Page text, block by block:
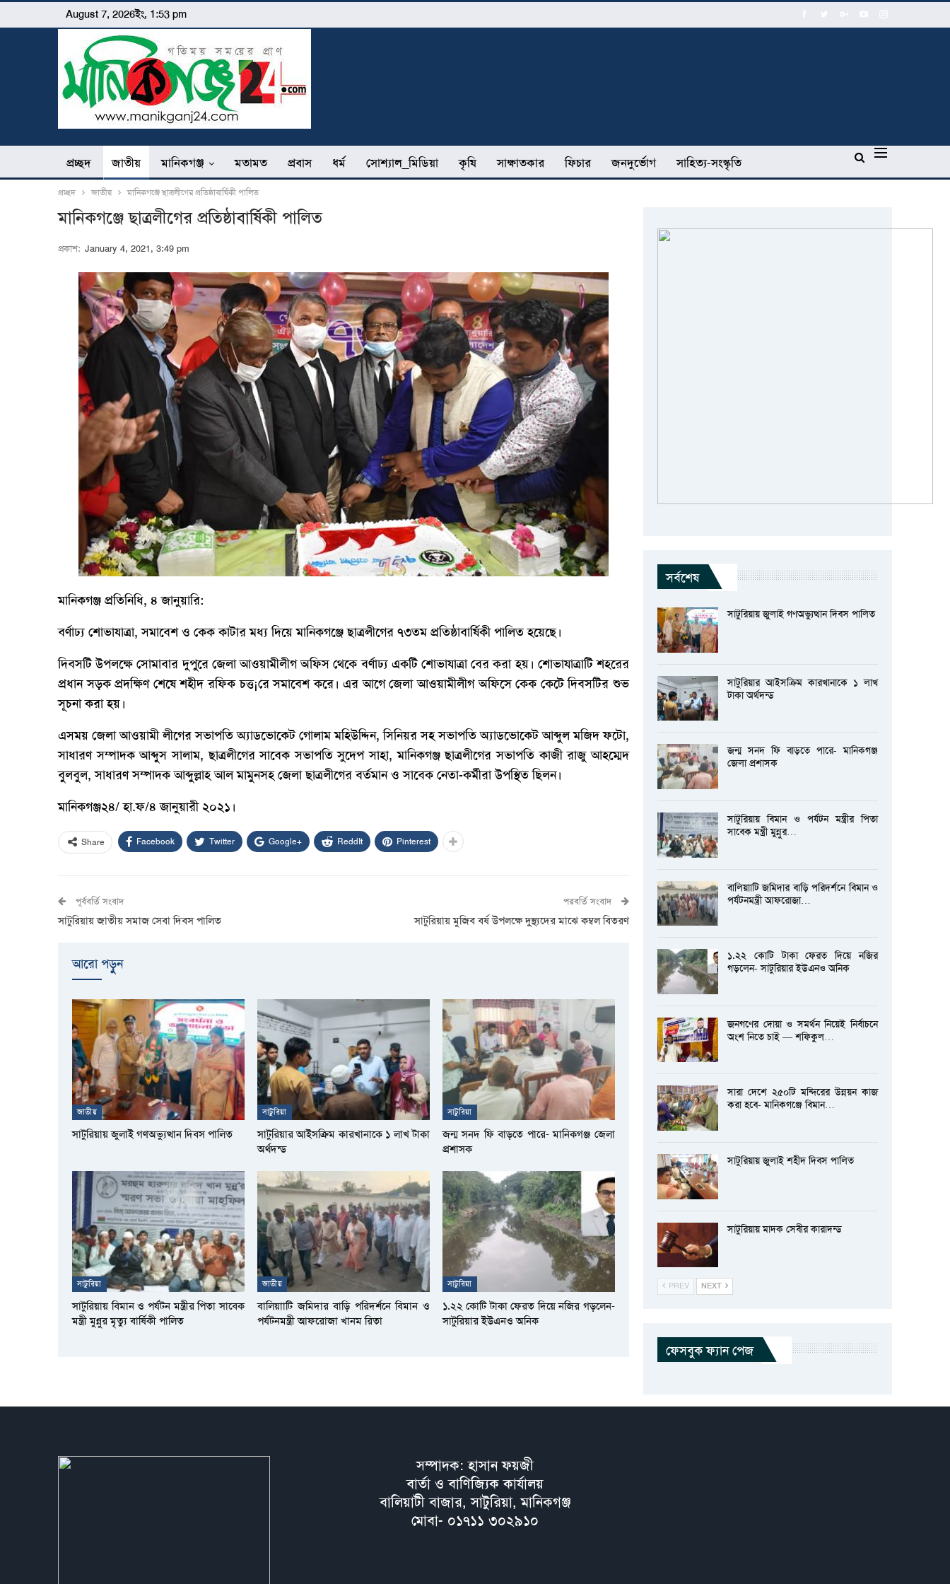
August 7, 2026ইং, 1:53 pm
প্রচ্ছদ জাতীয় মানিকগঞ্জ মতামত প্রবাস ধর্ম সোশ্যাল_মিডিয়া কৃষি সাক্ষাতকার ফিচার জনদুর্ভোগ সাহিত্য-সংস্কৃতি
প্রচ্ছদ জাতীয় মানিকগঞ্জে ছাত্রলীগের প্রতিষ্ঠাবার্ষিকী পালিত
মানিকগঞ্জে ছাত্রলীগের প্রতিষ্ঠাবার্ষিকী পালিত
প্রকাশ: January 4, 2021, 3:49 pm
মানিকগঞ্জ প্রতিনিধি, ৪ জানুয়ারি:
বর্ণাঢ্য শোভাযাত্রা, সমাবেশ ও কেক কাটার মধ্য দিয়ে মানিকগঞ্জে ছাত্রলীগের ৭৩তম প্রতিষ্ঠাবার্ষিকী পালিত হয়েছে।
দিবসটি উপলক্ষে সোমাবার দুপুরে জেলা আওয়ামীলীগ অফিস থেকে বর্ণাঢ্য একটি শোভাযাত্রা বের করা হয়। শোভাযাত্রাটি শহরের
প্রধান সড়ক প্রদক্ষিণ শেষে শহীদ রফিক চত্ত¡রে সমাবেশ করে। এর আগে জেলা আওয়ামীলীগ অফিসে কেক কেটে দিবসটির শুভ
সূচনা করা হয়।
এসময় জেলা আওয়ামী লীগের সভাপতি অ্যাডভোকেট গোলাম মহিউদ্দিন, সিনিয়র সহ সভাপতি অ্যাডভোকেট আব্দুল মজিদ ফটো,
সাধারণ সম্পাদক আব্দুস সালাম, ছাত্রলীগের সাবেক সভাপতি সুদেপ সাহা, মানিকগঞ্জ ছাত্রলীগের সভাপতি কাজী রাজু আহম্মেদ
বুলবুল, সাধারণ সম্পাদক আব্দুল্লাহ আল মামুনসহ জেলা ছাত্রলীগের বর্তমান ও সাবেক নেতা-কর্মীরা উপস্থিত ছিলন।
মানিকগঞ্জ২৪/ হা.ফ/৪ জানুয়ারী ২০২১।
Share Facebook Twitter Google+ ReddIt Pinterest
পূর্ববর্তি সংবাদ
সাটুরিয়ায় জাতীয় সমাজ সেবা দিবস পালিত
পরবর্তি সংবাদ
সাটুরিয়ায় মুজিব বর্ষ উপলক্ষে দুস্থ্যদের মাঝে কম্বল বিতরণ
আরো পড়ুুন
জাতীয়
সাটুরিয়ায় জুলাই গণঅভ্যুত্থান দিবস পালিত
সাটুরিয়া
সাটুরিয়ার আইসক্রিম কারখানাকে ১ লাখ টাকা
অর্থদন্ড
সাটুরিয়া
জন্ম সনদ ফি বাড়তে পারে- মানিকগঞ্জ জেলা
প্রশাসক
সাটুরিয়া
সাটুরিয়ায় বিমান ও পর্যটন মন্ত্রীর পিতা সাবেক
মন্ত্রী মুন্নুর মৃত্যু বার্ষিকী পালিত
জাতীয়
বালিয়াাটি জমিদার বাড়ি পরিদর্শনে বিমান ও
পর্যটনমন্ত্রী আফরোজা খানম রিতা
সাটুরিয়া
১.২২ কোটি টাকা ফেরত দিয়ে নজির গড়লেন-
সাটুরিয়ার ইউএনও অনিক
সর্বশেষ
সাটুরিয়ায় জুলাই গণঅভ্যুত্থান দিবস পালিত
সাটুরিয়ার আইসক্রিম কারখানাকে ১ লাখ
টাকা অর্থদন্ড
জন্ম সনদ ফি বাড়তে পারে- মানিকগঞ্জ
জেলা প্রশাসক
সাটুরিয়ায় বিমান ও পর্যটন মন্ত্রীর পিতা
সাবেক মন্ত্রী মুন্নুর…
বালিয়াাটি জমিদার বাড়ি পরিদর্শনে বিমান ও
পর্যটনমন্ত্রী আফরোজা…
১.২২ কোটি টাকা ফেরত দিয়ে নজির
গড়লেন- সাটুরিয়ার ইউএনও অনিক
জনগণের দোয়া ও সমর্থন নিয়েই নির্বাচনে
অংশ নিতে চাই — শফিকুল…
সারা দেশে ২৫০টি মন্দিরের উন্নয়ন কাজ
করা হবে- মানিকগঞ্জে বিমান…
সাটুরিয়ায় জুলাই শহীদ দিবস পালিত
সাটুরিয়ায় মাদক সেবীর কারাদন্ড
PREV NEXT
ফেসবুক ফ্যান পেজ
সম্পাদক: হাসান ফয়জী
বার্তা ও বাণিজ্যিক কার্যালয়
বালিয়াটী বাজার, সাটুরিয়া, মানিকগঞ্জ
মোবা- ০১৭১১ ৩০২৯১০